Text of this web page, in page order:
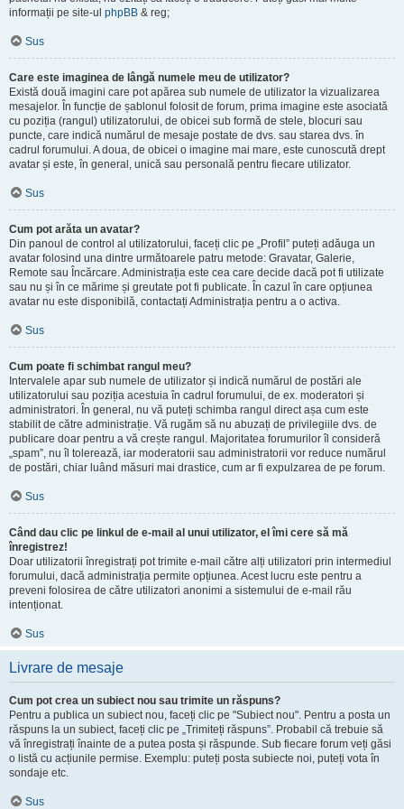
informații pe site-ul phpBB & reg;
Sus
Care este imaginea de lângă numele meu de utilizator?
Există două imagini care pot apărea sub numele de utilizator la vizualizarea
mesajelor. În funcție de șablonul folosit de forum, prima imagine este asociată
cu poziția (rangul) utilizatorului, de obicei sub formă de stele, blocuri sau
puncte, care indică numărul de mesaje postate de dvs. sau starea dvs. în
cadrul forumului. A doua, de obicei o imagine mai mare, este cunoscută drept
avatar și este, în general, unică sau personală pentru fiecare utilizator.
Sus
Cum pot arăta un avatar?
Din panoul de control al utilizatorului, faceți clic pe „Profil” puteți adăuga un
avatar folosind una dintre următoarele patru metode: Gravatar, Galerie,
Remote sau Încărcare. Administrația este cea care decide dacă pot fi utilizate
sau nu și în ce mărime și greutate pot fi publicate. În cazul în care opțiunea
avatar nu este disponibilă, contactați Administrația pentru a o activa.
Sus
Cum poate fi schimbat rangul meu?
Intervalele apar sub numele de utilizator și indică numărul de postări ale
utilizatorului sau poziția acestuia în cadrul forumului, de ex. moderatori și
administratori. În general, nu vă puteți schimba rangul direct așa cum este
stabilit de către administrație. Vă rugăm să nu abuzați de privilegiile dvs. de
publicare doar pentru a vă crește rangul. Majoritatea forumurilor îl consideră
„spam”, nu îl tolerează, iar moderatorii sau administratorii vor reduce numărul
de postări, chiar luând măsuri mai drastice, cum ar fi expulzarea de pe forum.
Sus
Când dau clic pe linkul de e-mail al unui utilizator, el îmi cere să mă
înregistrez!
Doar utilizatorii înregistrați pot trimite e-mail către alți utilizatori prin intermediul
forumului, dacă administrația permite opțiunea. Acest lucru este pentru a
preveni folosirea de către utilizatori anonimi a sistemului de e-mail rău
intenționat.
Sus
Livrare de mesaje
Cum pot crea un subiect nou sau trimite un răspuns?
Pentru a publica un subiect nou, faceți clic pe "Subiect nou". Pentru a posta un
răspuns la un subiect, faceți clic pe „Trimiteți răspuns”. Probabil că trebuie să
vă înregistrați înainte de a putea posta și răspunde. Sub fiecare forum veți găsi
o listă cu acțiunile permise. Exemplu: puteți posta subiecte noi, puteți vota în
sondaje etc.
Sus